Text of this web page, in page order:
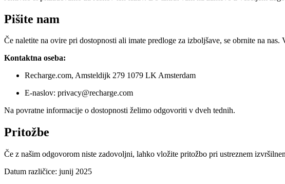
Pišite nam
Če naletite na ovire pri dostopnosti ali imate predloge za izboljšave, se obrnite na
Kontaktna oseba:
Recharge.com, Amsteldijk 279 1079 LK Amsterdam
E-naslov: privacy@recharge.com
Na povratne informacije o dostopnosti želimo odgovoriti v dveh tednih.
Pritožbe
Če z našim odgovorom niste zadovoljni, lahko vložite pritožbo pri ustreznem
Datum različice: junij 2025